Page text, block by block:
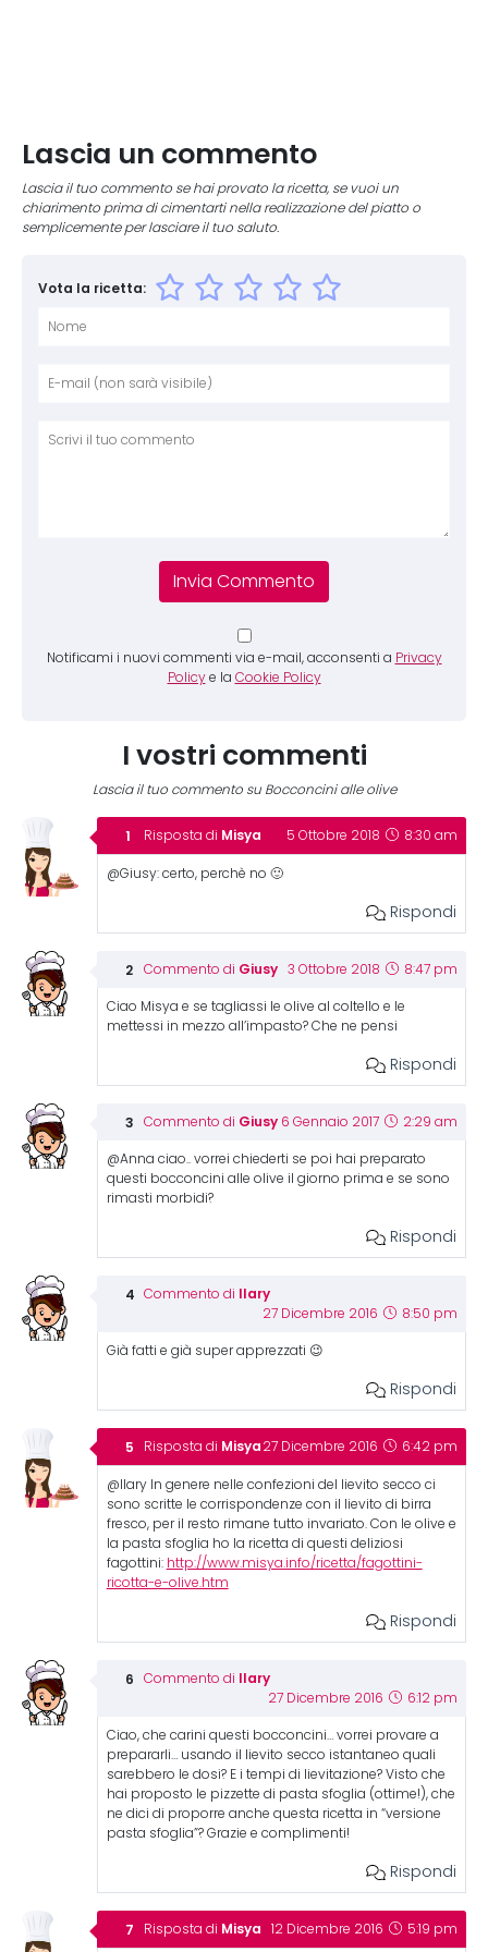
Lascia un commento
Lascia il tuo commento se hai provato la ricetta, se vuoi un
chiarimento prima di cimentarti nella realizzazione del piatto o
semplicemente per lasciare il tuo saluto.
Vota la ricetta:
Notificami i nuovi commenti via e-mail, acconsenti a Privacy
Policy e la Cookie Policy
I vostri commenti
Lascia il tuo commento su Bocconcini alle olive
Risposta di Misya 5 Ottobre 2018 8:30 am
@Giusy: certo, perchè no 🙂
Rispondi
Commento di Giusy 3 Ottobre 2018 8:47 pm
Ciao Misya e se tagliassi le olive al coltello e le
mettessi in mezzo all’impasto? Che ne pensi
Rispondi
Commento di Giusy 6 Gennaio 2017 2:29 am
@Anna ciao.. vorrei chiederti se poi hai preparato
questi bocconcini alle olive il giorno prima e se sono
rimasti morbidi?
Rispondi
Commento di Ilary
27 Dicembre 2016 8:50 pm
Già fatti e già super apprezzati 😉
Rispondi
Risposta di Misya 27 Dicembre 2016 6:42 pm
@Ilary In genere nelle confezioni del lievito secco ci
sono scritte le corrispondenze con il lievito di birra
fresco, per il resto rimane tutto invariato. Con le olive e
la pasta sfoglia ho la ricetta di questi deliziosi
fagottini: http://www.misya.info/ricetta/fagottini-
ricotta-e-olive.htm
Rispondi
Commento di Ilary
27 Dicembre 2016 6:12 pm
Ciao, che carini questi bocconcini… vorrei provare a
prepararli… usando il lievito secco istantaneo quali
sarebbero le dosi? E i tempi di lievitazione? Visto che
hai proposto le pizzette di pasta sfoglia (ottime!), che
ne dici di proporre anche questa ricetta in “versione
pasta sfoglia”? Grazie e complimenti!
Rispondi
Risposta di Misya 12 Dicembre 2016 5:19 pm